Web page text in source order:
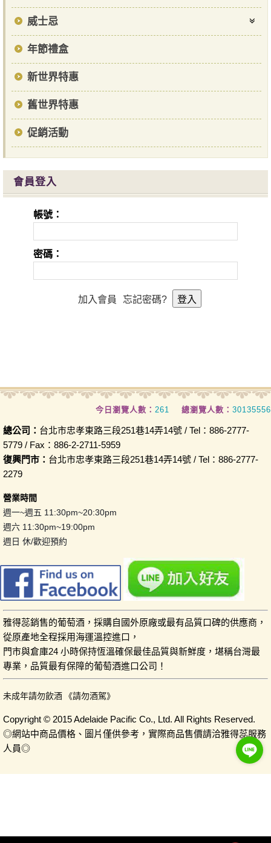
威士忌
年節禮盒
新世界特惠
舊世界特惠
促銷活動
會員登入
帳號：
密碼：
加入會員 忘記密碼?
今日瀏覽人數： 261 總瀏覽人數： 30135556
總公司： 台北市忠孝東路三段251巷14弄14號 / Tel：886-2777-
5779 / Fax：886-2-2711-5959
復興門市： 台北市忠孝東路三段251巷14弄14號 / Tel：886-2777-
2279
營業時間
週一~週五 11:30pm~20:30pm
週六 11:30pm~19:00pm
週日 休/歡迎預約
雅得蕊銷售的葡萄酒，採購自國外原廠或最有品質口碑的供應商，
從原產地全程採用海運溫控進口，
門市與倉庫24 小時保持恆溫確保最佳品質與新鮮度，堪稱台灣最
專業，品質最有保障的葡萄酒進口公司！
未成年請勿飲酒 《請勿酒駕》
Copyright © 2015 Adelaide Pacific Co., Ltd. All Rights Reserved.
◎網站中商品價格、圖片僅供參考，實際商品售價請洽雅得蕊服務
人員◎